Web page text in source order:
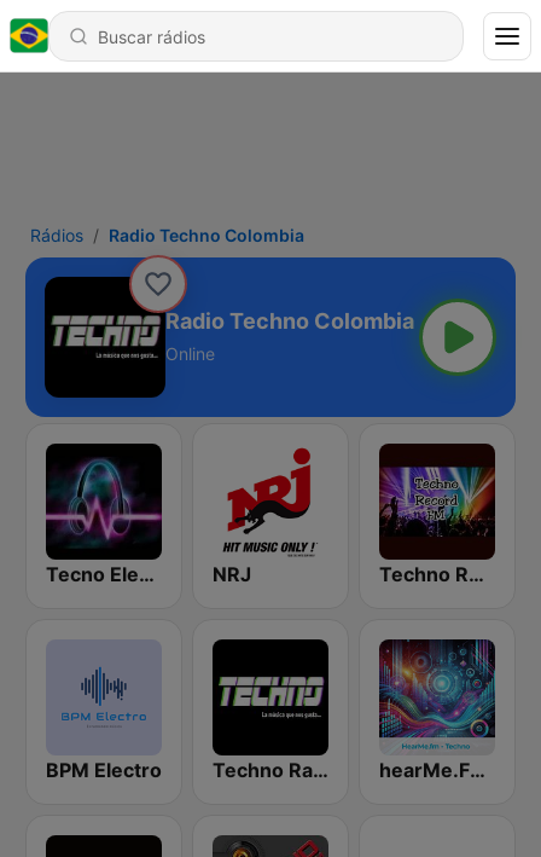
Rádios Radio Techno Colombia
Radio Techno Colombia
Online
Tecno Electro NRJ Techno Record FM Tunja
BPM Electro Techno Radio hearMe.FM Techno